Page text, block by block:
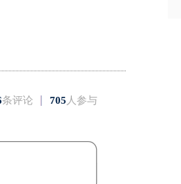
705 人参与
条评论